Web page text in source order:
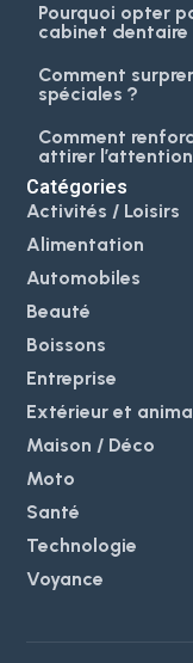
Pourquoi opter
cabinet dentaire
Comment
spéciales ?
Comment
attirer
Catégories
Activités / Loisirs
Alimentation
Automobiles
Beauté
Boissons
Entreprise
Extérieur et
Maison / Déco
Moto
Santé
Technologie
Voyance